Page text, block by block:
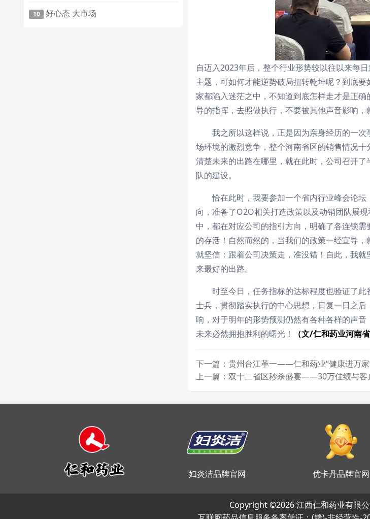
10 好心态 大市场
自迈入2023年后，整个行业形势较以往以来每
主题，可如何才能逆势破局扭转乾坤呢？到底
家都陷入迷茫之中，不知道到底怎样走才是正
导的指挥，去照做执行，不要被其他声音影响，
我之所以这样说，正是因为亲身经历的一
场环境的激烈竞争，整个河南省区的销售情况
清楚未来的出路在哪里，就在此时，公司召开
队的建设。
恰在此时，我要参加一个省内行业峰会论
向，准备了O2O相关打造政策以及动销团队展
中，都在对应公司的指引方向，明确了各连锁
的存活！自然而然的，当我们的政策一经宣导
就坚信：跟着公司决策走，准没错！自此，我
来最好的出路。
时至今日，任务指标的达标程度也验证了
士兵，贯彻踏实执行的中心思想，日复一日之
响，对于明年的形势预测仍然有各种各样的声
未来必然拥抱胜利的曙光！
（文/仁和药业河南
下一篇：贵州台江革一——仁和药业“健康进万家
上一篇：双十二省区秒杀盛宴——30万佳绩与客
妇炎洁品牌官网 优卡丹品牌官网
Copyright ©2026 江西仁和药业有限